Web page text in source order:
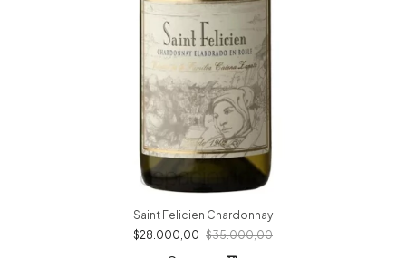
Saint Felicien Chardonnay
$28.000,00 $35.000,00